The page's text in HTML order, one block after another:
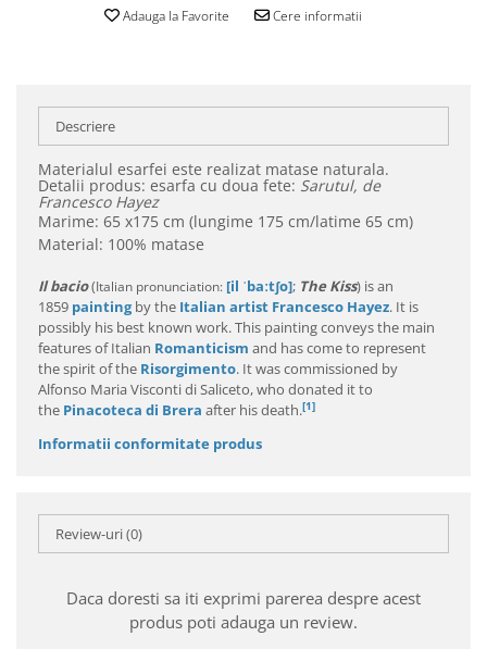
Adauga la Favorite Cere informatii
Descriere
Materialul esarfei este realizat matase naturala.
Detalii produs: esarfa cu doua fete: Sarutul, de
Francesco Hayez
Marime: 65 x175 cm (lungime 175 cm/latime 65 cm)
Material: 100% matase
Il bacio(Italian pronunciation: [il ˈbaːtʃo]; The Kiss) is an
1859 paintingby the Italian artist Francesco Hayez. It is
possibly his best known work. This painting conveys the main
features of Italian Romanticism and has come to represent
the spirit of the Risorgimento. It was commissioned by
Alfonso Maria Visconti di Saliceto, who donated it to
the Pinacoteca di Brera after his death.[1]
Informatii conformitate produs
Review-uri(0)
Daca doresti sa iti exprimi parerea despre acest
produs poti adauga un review.